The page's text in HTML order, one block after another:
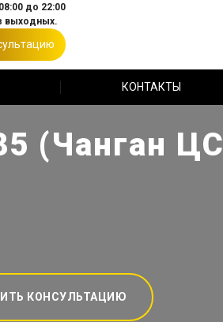
до 22:00
выходных.
КОНТАКТЫ
(Чанган ЦС
КОНСУЛЬТАЦИЮ